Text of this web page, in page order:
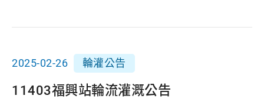
2025-02-26 輪灌公告
11403福興站輪流灌溉公告